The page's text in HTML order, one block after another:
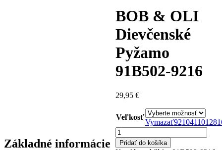
BOB & OLI
Dievčenské
Pyžamo
91B502-9216
29,95 €
Veľkosť
Vymazať92104110128
množstvo
BOB
Pridať do košíka
Základné informácie